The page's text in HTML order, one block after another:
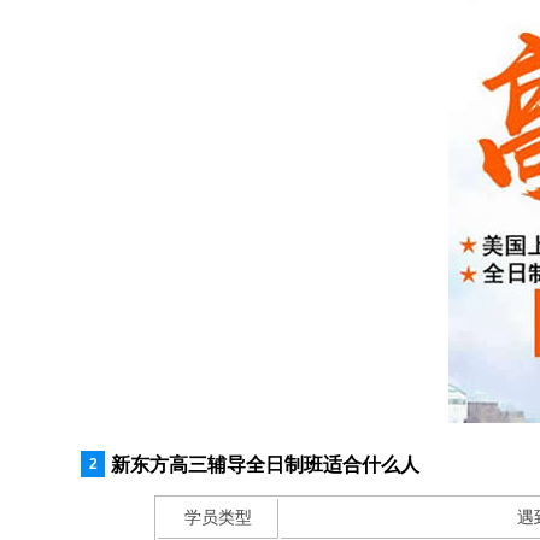
新东方高三辅导全日制班适合什么人
学员类型 遇